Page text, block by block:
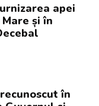
apei
și în
în